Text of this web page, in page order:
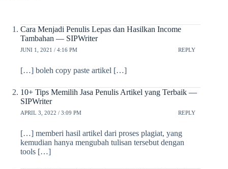
Cara Menjadi Penulis Lepas dan Hasilkan Income
Tambahan — SIPWriter
JUNI 1, 2021 / 4:16 PM REPLY
[…] boleh copy paste artikel […]
10+ Tips Memilih Jasa Penulis Artikel yang Terbaik —
SIPWriter
APRIL 3, 2022 / 3:09 PM REPLY
[…] memberi hasil artikel dari proses plagiat, yang
kemudian hanya mengubah tulisan tersebut dengan
tools […]